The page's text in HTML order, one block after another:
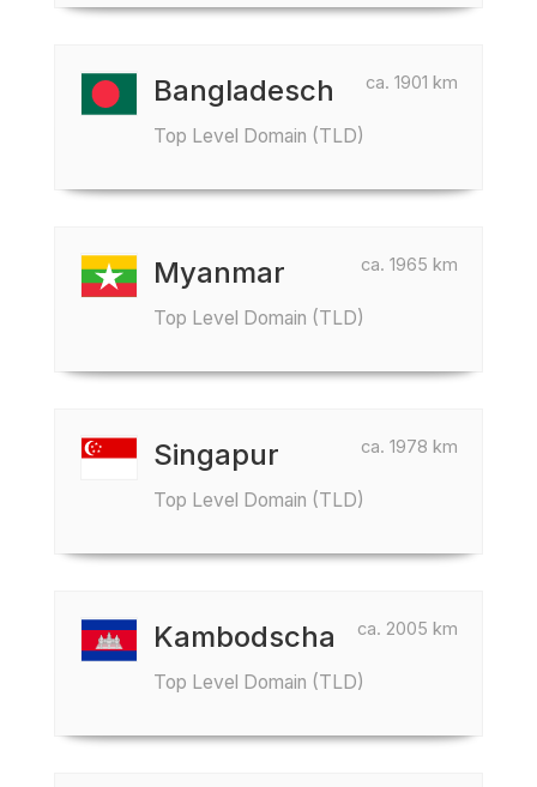
ca. 1901 km
Bangladesch
Top Level Domain (TLD)
ca. 1965 km
Myanmar
Top Level Domain (TLD)
ca. 1978 km
Singapur
Top Level Domain (TLD)
ca. 2005 km
Kambodscha
Top Level Domain (TLD)